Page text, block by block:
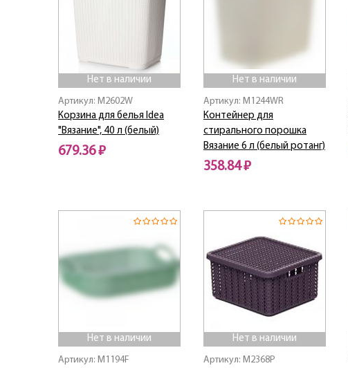
Нет в наличии
Артикул: M2602W
Корзина для белья Idea
"Вязание", 40 л (белый)
679.36 ₽
Нет в наличии
Артикул: M1244WR
Контейнер для
стирального порошка
Вязание 6 л (белый ротанг)
358.84 ₽
Нет в наличии
Артикул: M1194F
Нет в наличии
Артикул: M2368P